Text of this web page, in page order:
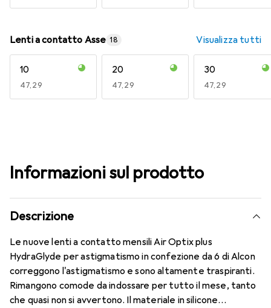
Lenti a contatto Asse 18 Visualizza tutti
10
EUR
47,29
20
EUR
47,29
30
EUR
47,29
Informazioni sul prodotto
Descrizione
Le nuove lenti a contatto mensili Air Optix plus
HydraGlyde per astigmatismo in confezione da 6 di Alcon
correggono l'astigmatismo e sono altamente traspiranti.
Rimangono comode da indossare per tutto il mese, tanto
che quasi non si avvertono. Il materiale in silicone